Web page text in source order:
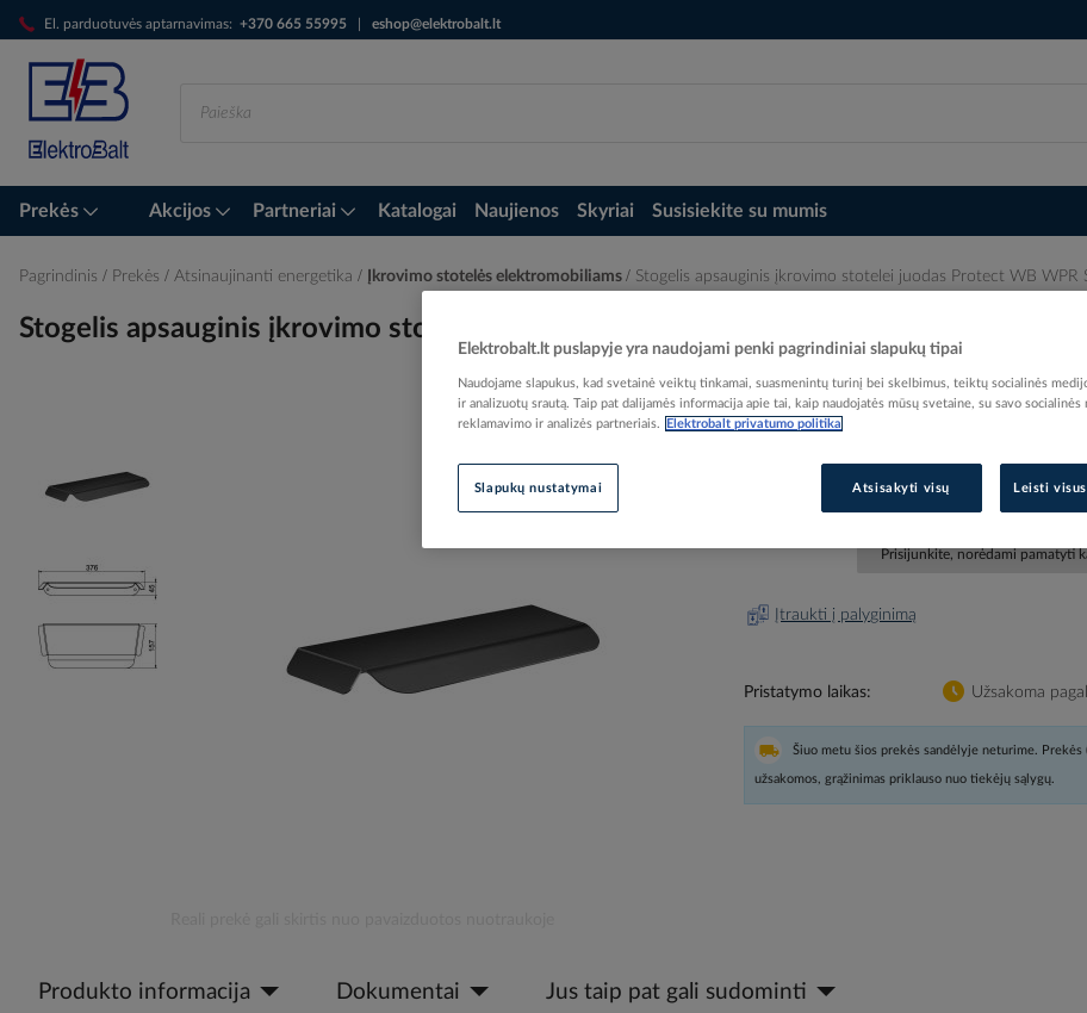
El. parduotuvės aptarnavimas: +370 665 55995 eshop@elektrobalt.lt
Skip
to
Content
Prekės Akcijos Partneriai Katalogai Naujienos Skyriai Susisiekite su mumis
Pagrindinis Prekės Atsinaujinanti energetika Įkrovimo stotelės elektromobiliams Stogelis apsauginis įkrovimo stotelei juodas Protect WB WPR
Stogelis apsauginis įkrovimo stotelei juodas Protect WB WPR SPD - OBO
the
end
images
gallery
beginning
Prisijunkite, norėdami pamatyti
Įtraukti į palyginimą
Pristatymo laikas Užsakoma
Šiuo metu šios prekės sandėlyje neturime. Prekės
užsakomos, grąžinimas priklauso nuo tiekėjų sąlygų.
Produkto informacija Dokumentai Jus taip pat gali sudominti
Elektrobalt.lt puslapyje yra naudojami penki pagrindiniai slapukų tipai
Naudojame slapukus, kad svetainė veiktų tinkamai, suasmenintų turinį bei skelbimus, teiktų socialinės
ir analizuotų srautą. Taip pat dalijamės informacija apie tai, kaip naudojatės mūsų svetaine, su savo socialinės
reklamavimo ir analizės partneriais.
Elektrobalt privatumo politika
Slapukų nustatymai Atsisakyti visų Leisti